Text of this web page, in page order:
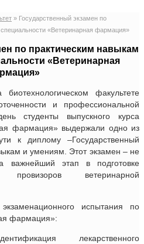
» Государственный экзамен по
«Ветеринарная фармация»
по практическим навыкам
«Ветеринарная
факультете
и профессиональной
студенты выпускного курса
фармация» выдержали одно из
к диплому –Государственный
и умениям. Этот экзамен – не
важнейший этап в подготовке
провизоров ветеринарной
испытания по
фармация»:
лекарственного